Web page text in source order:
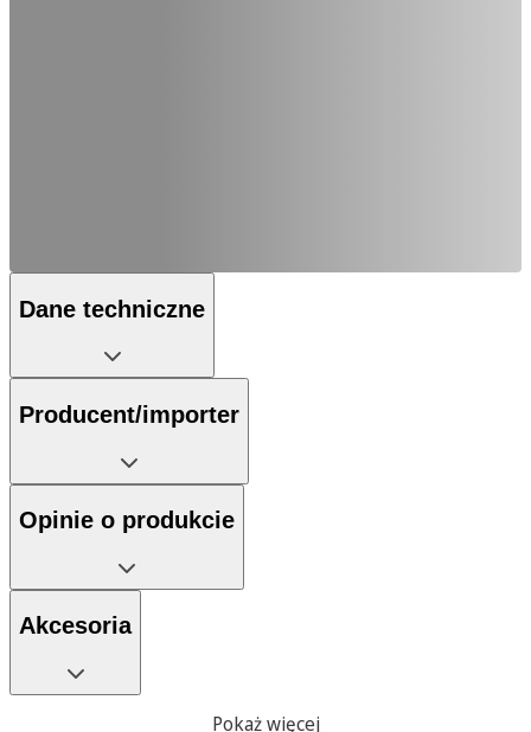
Dane techniczne
Producent/importer
Opinie o produkcie
Akcesoria
Pokaż więcej